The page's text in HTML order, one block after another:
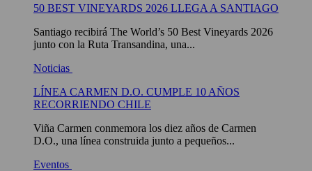
50 BEST VINEYARDS 2026 LLEGA A SANTIAGO
Santiago recibirá The World’s 50 Best Vineyards 2026
junto con la Ruta Transandina, una...
Noticias
LÍNEA CARMEN D.O. CUMPLE 10 AÑOS
RECORRIENDO CHILE
Viña Carmen conmemora los diez años de Carmen
D.O., una línea construida junto a pequeños...
Eventos